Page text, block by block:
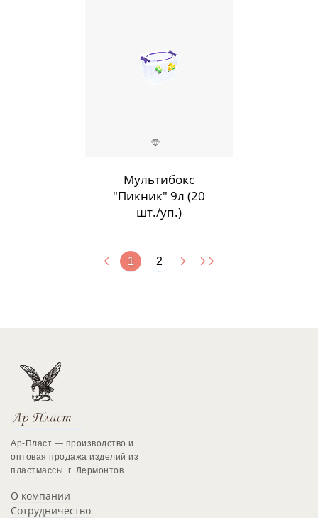
Мультибокс
"Пикник" 9л (20
шт./уп.)
1 2
Ар-Пласт — производство и
оптовая продажа изделий из
пластмассы. г. Лермонтов
О компании
Сотрудничество